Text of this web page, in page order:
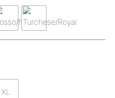
XL